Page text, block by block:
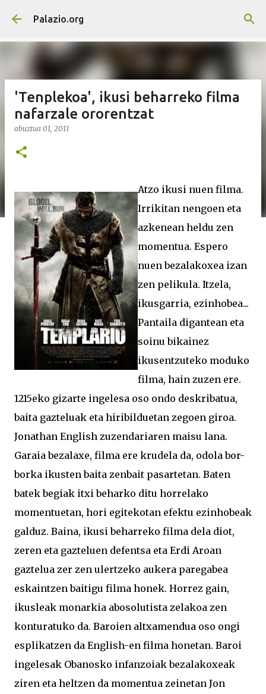
Saltatu eta joan eduki nagusira
Palazio.org
'Tenplekoa', ikusi beharreko filma
nafarzale ororentzat
abuztua 01, 2011
Atzo ikusi nuen filma.
Irrikitan nengoen eta
azkenean heldu zen
momentua. Espero
nuen bezalakoxea izan
zen pelikula. Itzela,
ikusgarria, ezinhobea...
Pantaila digantean eta
soinu bikainez
ikusentzuteko moduko
filma, hain zuzen ere.
1215eko gizarte ingelesa oso ondo deskribatua,
baita gazteluak eta hiribilduetan zegoen giroa.
Jonathan English zuzendariaren maisu lana.
Garaia bezalaxe, filma ere krudela da, odola bor-
borka ikusten baita zenbait pasartetan. Baten
batek begiak itxi beharko ditu horrelako
momentuetan, hori egitekotan efektu ezinhobeak
galduz. Baina, ikusi beharreko filma dela diot,
zeren eta gazteluen defentsa eta Erdi Aroan
gaztelua zer zen ulertzeko aukera paregabea
eskaintzen baitigu filma honek. Horrez gain,
ikusleak monarkia abosolutista zelakoa zen
konturatuko da. Baroien altxamendua oso ongi
esplikatzen da English-en filma honetan. Baroi
ingelesak Obanosko infanzoiak bezalakoxeak
ziren eta heltzen da momentua zeinetan Jon